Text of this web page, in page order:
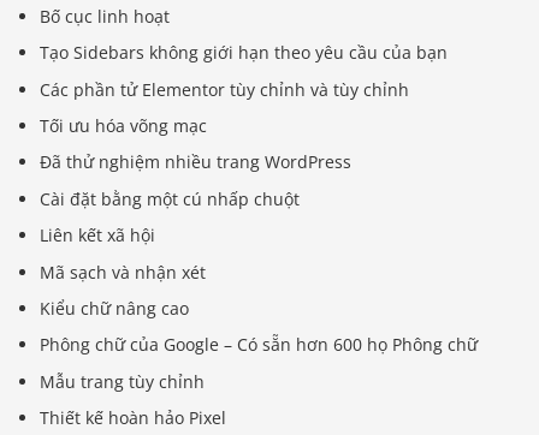
Bố cục linh hoạt
Tạo Sidebars không giới hạn theo yêu cầu của bạn
Các phần tử Elementor tùy chỉnh và tùy chỉnh
Tối ưu hóa võng mạc
Đã thử nghiệm nhiều trang WordPress
Cài đặt bằng một cú nhấp chuột
Liên kết xã hội
Mã sạch và nhận xét
Kiểu chữ nâng cao
Phông chữ của Google – Có sẵn hơn 600 họ Phông chữ
Mẫu trang tùy chỉnh
Thiết kế hoàn hảo Pixel